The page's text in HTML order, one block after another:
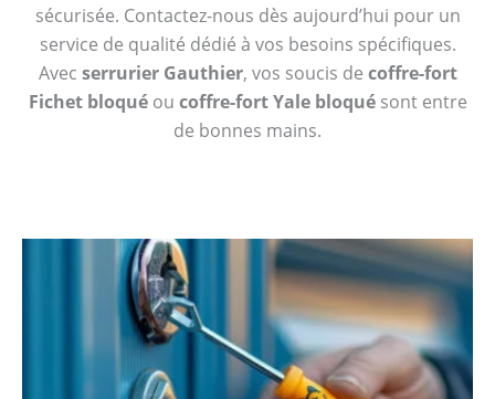
sécurisée. Contactez-nous dès aujourd’hui pour un
service de qualité dédié à vos besoins spécifiques.
Avec serrurier Gauthier, vos soucis de coffre-fort
Fichet bloquéou coffre-fort Yale bloquésont entre
de bonnes mains.